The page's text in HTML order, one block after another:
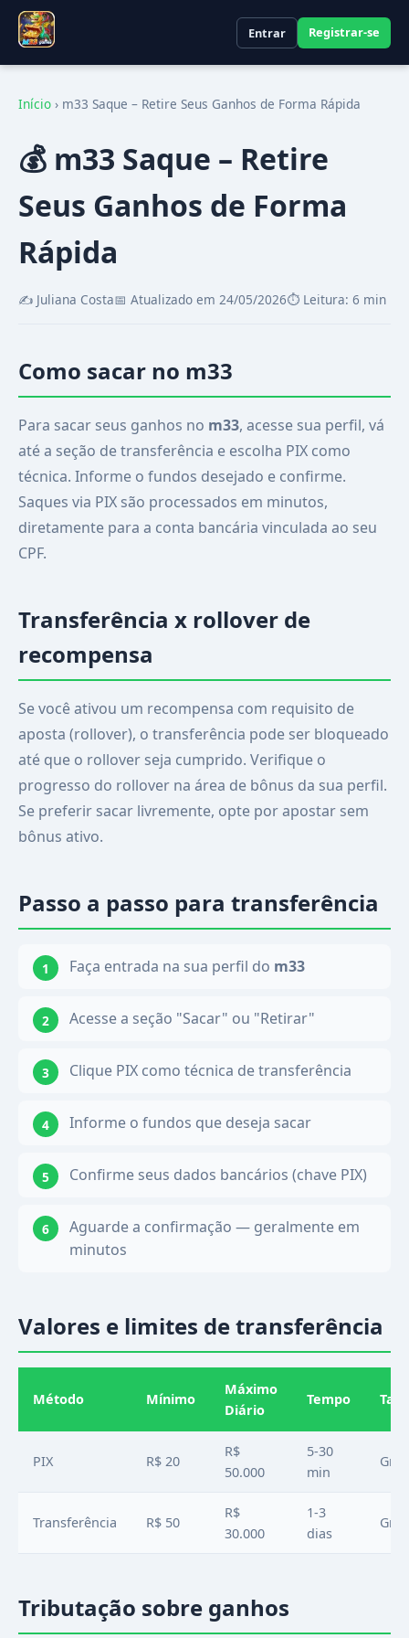
Entrar Registrar-se
Início › m33 Saque – Retire Seus Ganhos de Forma Rápida
💰 m33 Saque – Retire
Seus Ganhos de Forma
Rápida
✍️ Juliana Costa📅 Atualizado em 24/05/2026⏱️ Leitura: 6 min
Como sacar no m33
Para sacar seus ganhos no m33, acesse sua perfil, vá
até a seção de transferência e escolha PIX como
técnica. Informe o fundos desejado e confirme.
Saques via PIX são processados em minutos,
diretamente para a conta bancária vinculada ao seu
CPF.
Transferência x rollover de
recompensa
Se você ativou um recompensa com requisito de
aposta (rollover), o transferência pode ser bloqueado
até que o rollover seja cumprido. Verifique o
progresso do rollover na área de bônus da sua perfil.
Se preferir sacar livremente, opte por apostar sem
bônus ativo.
Passo a passo para transferência
Faça entrada na sua perfil do m33
Acesse a seção "Sacar" ou "Retirar"
Clique PIX como técnica de transferência
Informe o fundos que deseja sacar
Confirme seus dados bancários (chave PIX)
Aguarde a confirmação — geralmente em
minutos
Valores e limites de transferência
Método Mínimo
Máximo
Diário
Tempo Taxa
PIX R$ 20
R$
50.000
5-30
min
Transferência R$ 50
R$
30.000
1-3
dias
Tributação sobre ganhos